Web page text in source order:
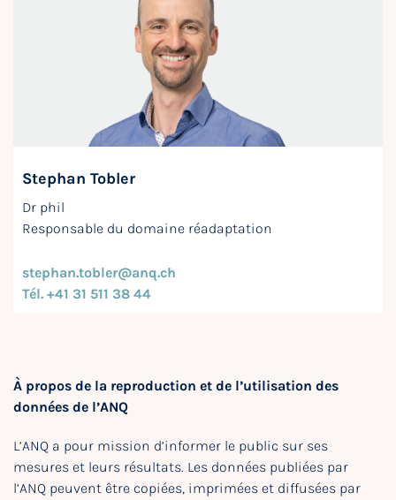
Stephan Tobler
Dr phil
Responsable du domaine réadaptation
stephan.tobler@anq.ch
Tél. +41 31 511 38 44
À propos de la reproduction et de l’utilisation des
données de l’ANQ
L’ANQ a pour mission d’informer le public sur ses
mesures et leurs résultats. Les données publiées par
l’ANQ peuvent être copiées, imprimées et diffusées par